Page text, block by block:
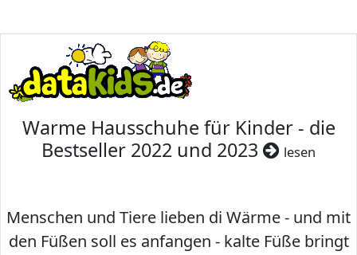
Warme Hausschuhe für Kinder - die
Bestseller 2022 und 2023
lesen
Menschen und Tiere lieben di Wärme - und mit
den Füßen soll es anfangen - kalte Füße bringt